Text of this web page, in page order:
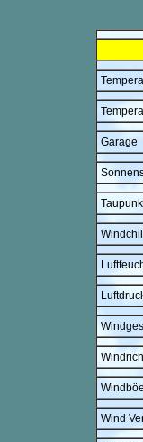
Garage
Windchill
Wind